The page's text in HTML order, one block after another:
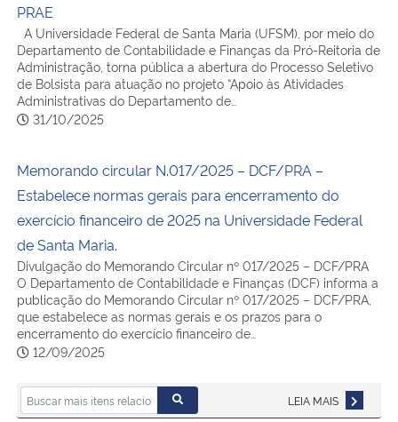
PRAE
A Universidade Federal de Santa Maria (UFSM), por meio do
Departamento de Contabilidade e Finanças da Pró-Reitoria de
Administração, torna pública a abertura do Processo Seletivo
de Bolsista para atuação no projeto “Apoio às Atividades
Administrativas do Departamento de…
31/10/2025
Memorando circular N.017/2025 – DCF/PRA –
Estabelece normas gerais para encerramento do
exercício financeiro de 2025 na Universidade Federal
de Santa Maria.
Divulgação do Memorando Circular nº 017/2025 – DCF/PRA
O Departamento de Contabilidade e Finanças (DCF) informa a
publicação do Memorando Circular nº 017/2025 – DCF/PRA,
que estabelece as normas gerais e os prazos para o
encerramento do exercício financeiro de…
12/09/2025
LEIA MAIS